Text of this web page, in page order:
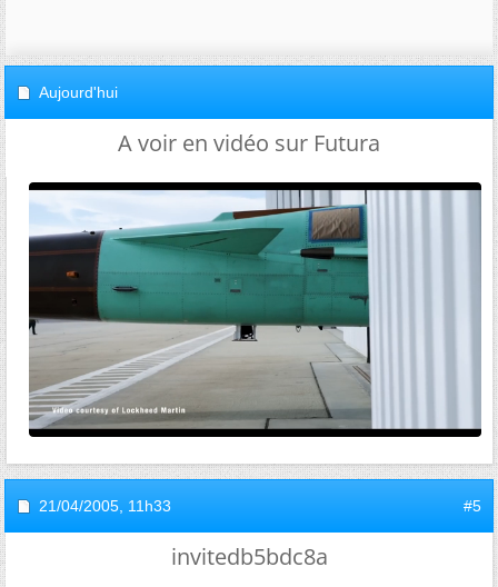
Aujourd'hui
A voir en vidéo sur Futura
21/04/2005, 11h33 #5
invitedb5bdc8a